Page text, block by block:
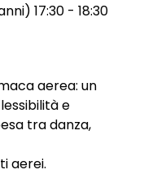
17:30 - 18:30
aerea: un
e
tra danza,
aerei.